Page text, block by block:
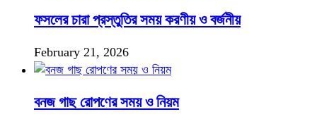
ফসলের চারা প্রস্তুতির সময় করণীয় ও বর্জনীয়
February 21, 2026
বনজ গাছ রোপণের সময় ও নিয়ম